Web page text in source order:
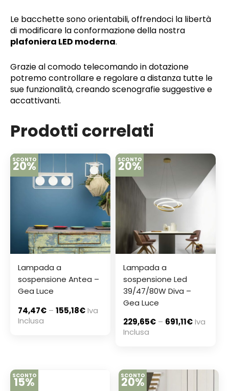
Le bacchette sono orientabili, offrendoci la libertà
di modificare la conformazione della nostra
plafoniera LED moderna.
Grazie al comodo telecomando in dotazione
potremo controllare e regolare a distanza tutte le
sue funzionalità, creando scenografie suggestive e
accattivanti.
Prodotti correlati
SCONTO
20%
Lampada a
sospensione Antea –
Gea Luce
74,47€ – 155,18€Iva
Inclusa
SCONTO
20%
Lampada a
sospensione Led
39/47/80W Diva –
Gea Luce
229,65€ – 691,11€Iva
Inclusa
SCONTO
15% SCONTO
20%